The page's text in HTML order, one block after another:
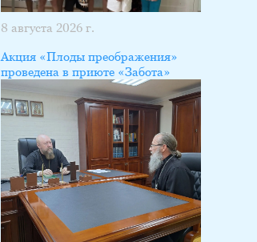
8 августа 2026 г.
Акция «Плоды преображения»
проведена в приюте «Забота»